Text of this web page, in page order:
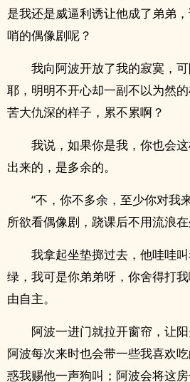
是我还是威逼利诱让他成了弟弟
哨的偶像剧呢？
我向阿波开放了我的寂寞，
耶，明明不开心却一副不以为然
苦大仇深的样子，累不累啊？
我说，如果你是我，你也会
出来的，是多余的。
“不，你不多余，至少你对我
所欲看偶像剧，跷课后不用流浪
我拿起坐垫掷过去，他哇哇
绿，我可是你弟弟呀，你舍得打
由自主。
阿波一进门就拉开窗帘，让
阿波每次来时也会带一些我喜欢
惑我赐他一声狗叫；阿波会将这